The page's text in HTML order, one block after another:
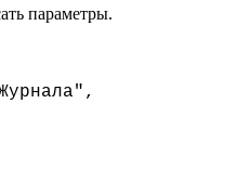
параметры.